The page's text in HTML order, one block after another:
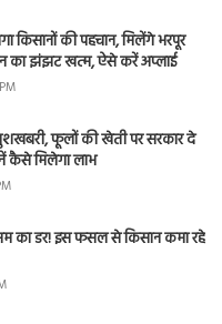
किसानों की पहचान, मिलेंगे भरपूर
का झंझट खत्म, ऐसे करें अप्लाई
फूलों की खेती पर सरकार दे
कैसे मिलेगा लाभ
का डर! इस फसल से किसान कमा रहे